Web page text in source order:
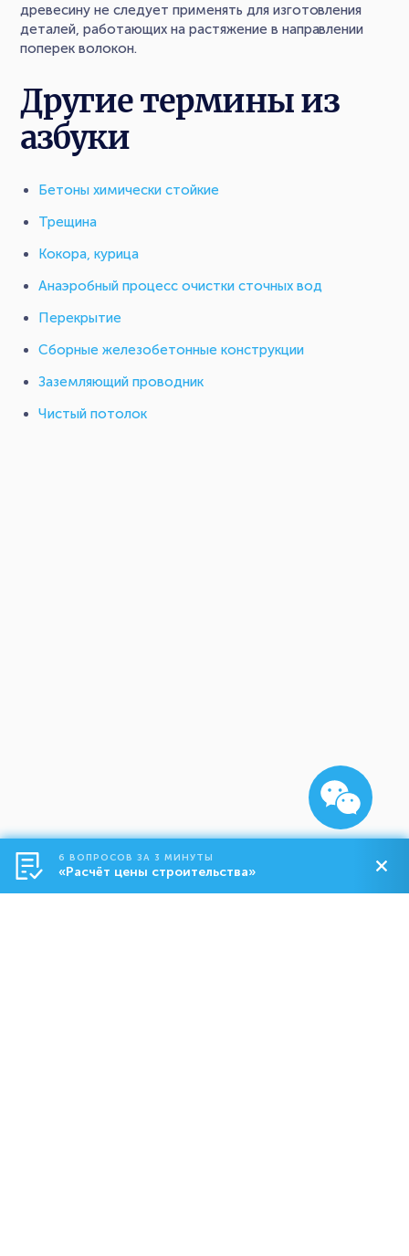
древесину не следует применять для изготовления
деталей, работающих на растяжение в направлении
поперек волокон.
Другие термины из
азбуки
Бетоны химически стойкие
Трещина
Кокора, курица
Анаэробный процесс очистки сточных вод
Перекрытие
Сборные железобетонные конструкции
Заземляющий проводник
Чистый потолок
6 ВОПРОСОВ ЗА 3 МИНУТЫ
«Расчёт цены строительства»